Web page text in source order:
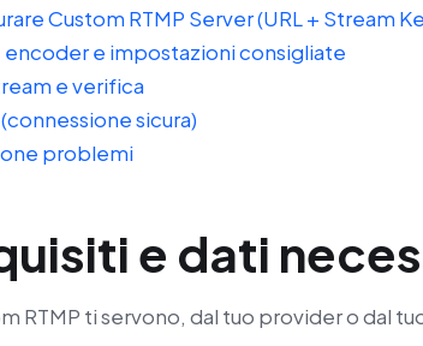
Custom RTMP Server (URL + Stream
encoder e impostazioni consigliate
e verifica
(connessione sicura)
problemi
e dati
RTMP ti servono, dal tuo provider o dal